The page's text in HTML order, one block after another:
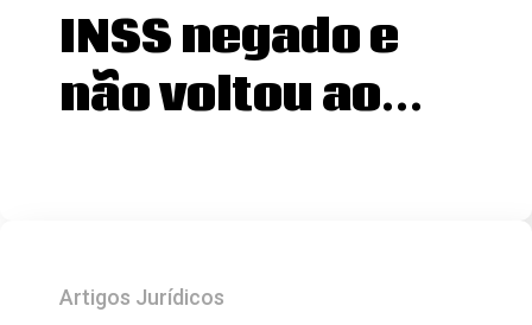
INSS negado e
não voltou ao…
Artigos Jurídicos